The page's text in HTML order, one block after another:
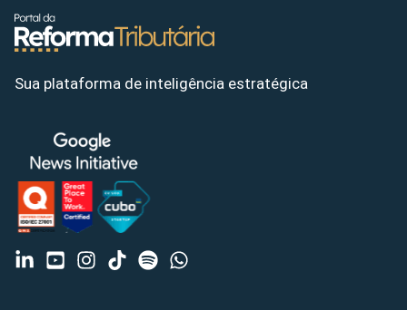
Sua plataforma de inteligência estratégica